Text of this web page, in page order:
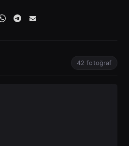
42 fotoğraf